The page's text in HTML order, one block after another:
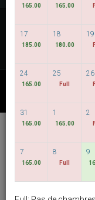
Hotel
Hong Kong
français
165.00 165.00
17
185.00
18
180.00
19
24
165.00
25
Full
26
31
165.00
1
165.00
2
7
165.00
8
Full
9